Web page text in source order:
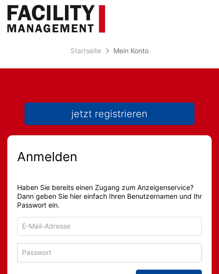
Accessibility
Modus
aktivieren
Inhalt
mobilem
Startseite Mein Konto
jetzt registrieren
Anmelden
Haben Sie bereits einen Zugang zum Anzeigenservice?
Dann geben Sie hier einfach Ihren Benutzernamen und Ihr
Passwort ein.
Adresse
zum
Anmelden